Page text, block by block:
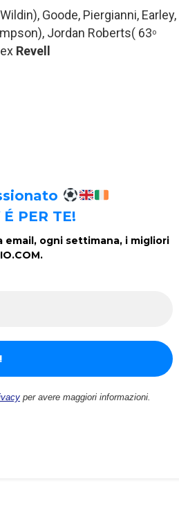
Goode, Piergianni, Earley,
Jordan Roberts( 63o
Revell
PER TE!
email, ogni settimana, i migliori
per avere maggiori informazioni.